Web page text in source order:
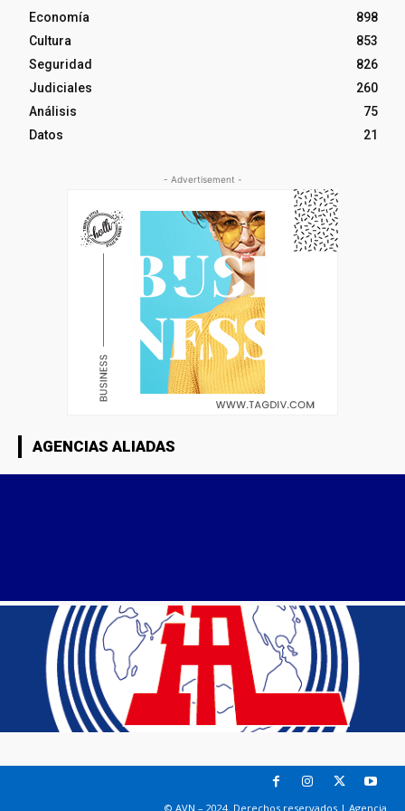
Economía
898
Cultura
853
Seguridad
826
Judiciales
260
Análisis
75
Datos
21
- Advertisement -
AGENCIAS ALIADAS
© AVN – 2024. Derechos reservados | Agencia